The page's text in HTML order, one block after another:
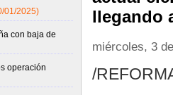
01/2025)
con baja de
operación
llegando
miércoles, 3
/